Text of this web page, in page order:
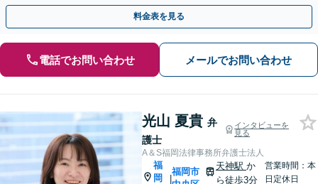
き継ぐ安心の事業承継をサポート」【完全個室相談】
料金表を見る
電話でお問い合わせ メールでお問い合わせ
光山 夏貴 弁
護士
インタビューを
見る
A＆S福岡法律事務所弁護士法人
福
岡
|
福岡市
天神駅 か
ら徒歩3分
営業時間：本
日定休日